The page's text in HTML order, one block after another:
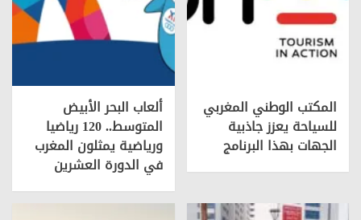
المكتب الوطني المغربي
للسياحة يعزز جاذبية
الجهات بهذا البرنامج
ألعاب البحر الأبيض
المتوسط.. 120 رياضيا
ورياضية يمثلون المغرب
في الدورة العشرين